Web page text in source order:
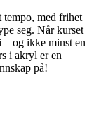
tempo, med frihet
seg. Når kurset
– og ikke minst en
i akryl er en
på!